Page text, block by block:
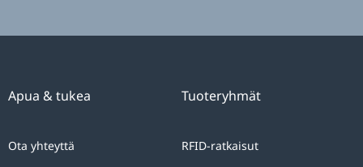
with
sole
purpose
answering
Tuoteryhmät
RFID-ratkaisut
Apua & tukea
Ota yhteyttä